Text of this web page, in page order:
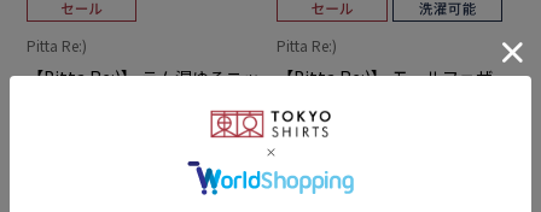
Pitta Re:)
【Pitta Re:)】 ラム混ゆるニッ
トプルオーバー レディース
(60%OFF)
Pitta Re:)
【Pitta Re:)】 モールフェザー
ゆるニットプルオーバー レデ
ィース
￥4,950